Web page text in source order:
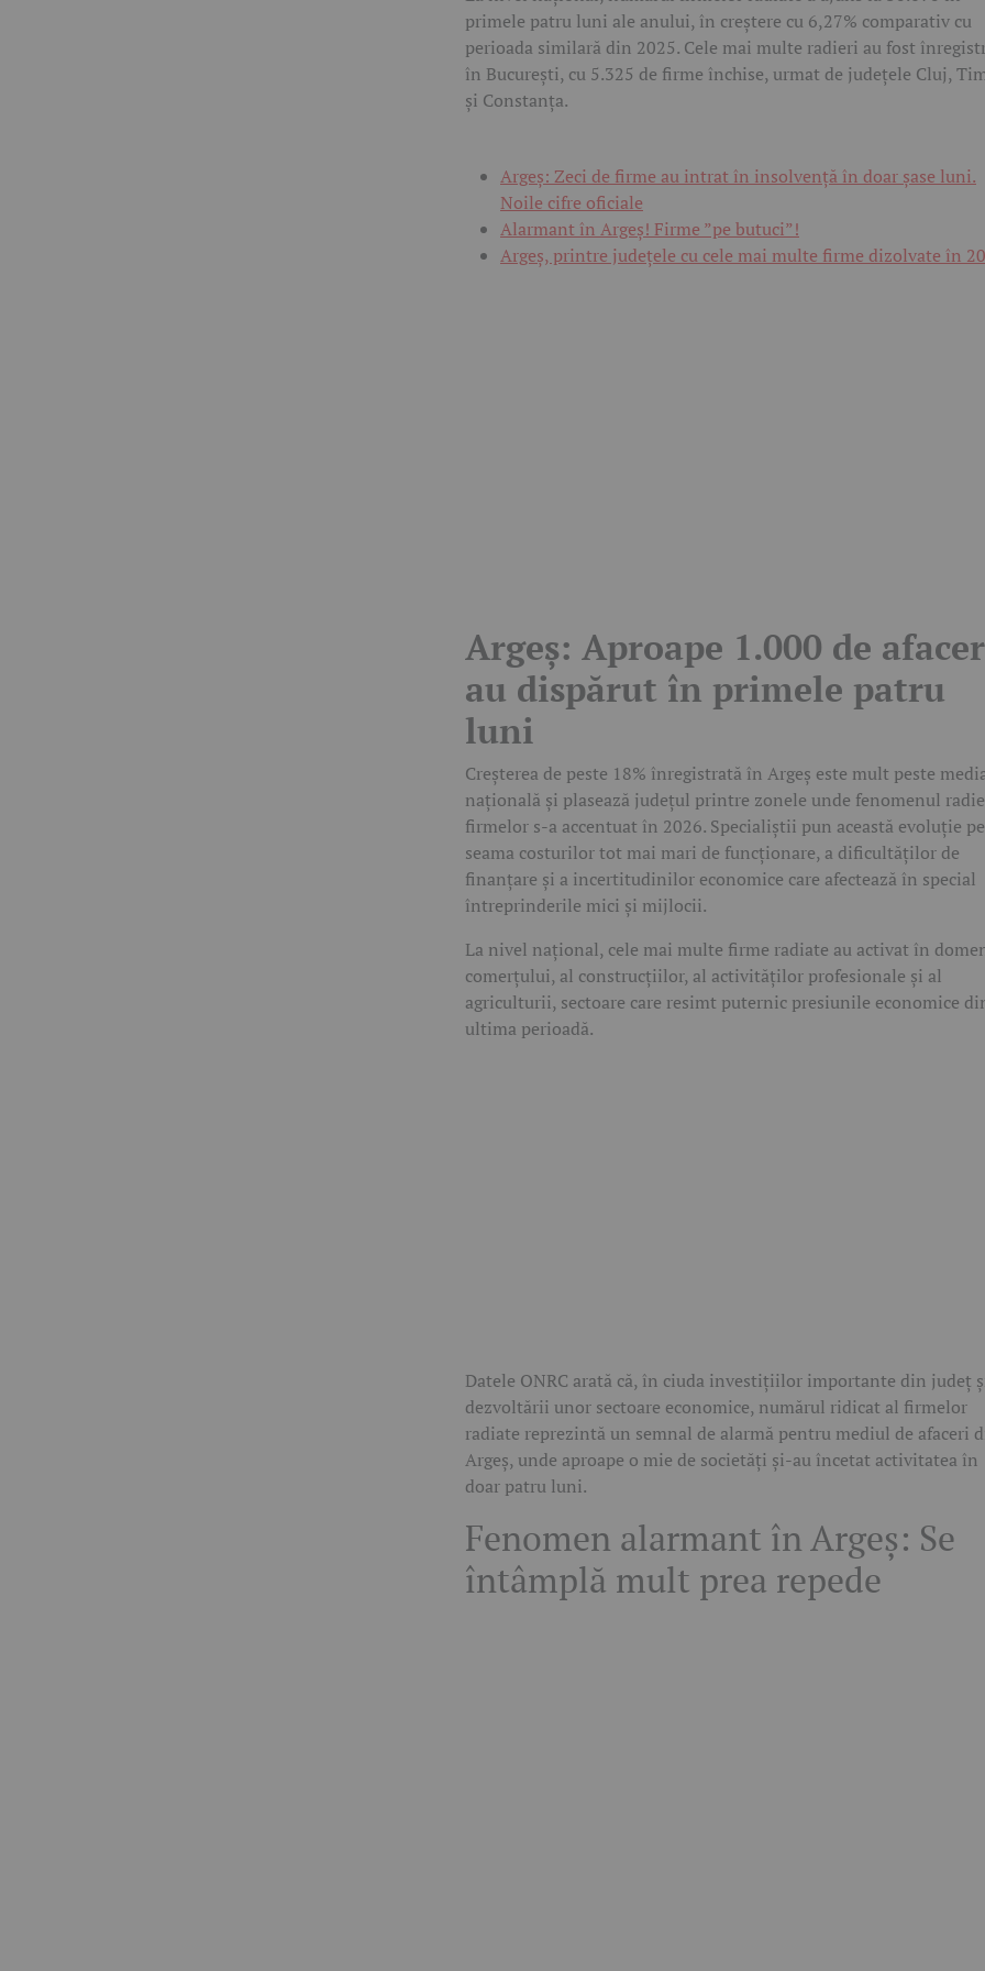
primele patru luni ale anului, în creștere cu 6,27% comparativ cu
perioada similară din 2025. Cele mai multe radieri au fost
în București, cu 5.325 de firme închise, urmat de județele Cluj,
și Constanța.
Argeș: Zeci de firme au intrat în insolvență în doar șase luni.
Noile cifre oficiale
Alarmant în Argeș! Firme ”pe butuci”!
Argeș, printre județele cu cele mai multe firme dizolvate în
Argeș: Aproape 1.000 de
au dispărut în primele patru
luni
Creșterea de peste 18% înregistrată în Argeș este mult peste
națională și plasează județul printre zonele unde fenomenul
firmelor s-a accentuat în 2026. Specialiștii pun această evoluție pe
seama costurilor tot mai mari de funcționare, a dificultăților de
finanțare și a incertitudinilor economice care afectează în special
întreprinderile mici și mijlocii.
La nivel național, cele mai multe firme radiate au activat în
comerțului, al construcțiilor, al activităților profesionale și al
agriculturii, sectoare care resimt puternic presiunile economice
ultima perioadă.
Datele ONRC arată că, în ciuda investițiilor importante din județ
dezvoltării unor sectoare economice, numărul ridicat al firmelor
radiate reprezintă un semnal de alarmă pentru mediul de afaceri
Argeș, unde aproape o mie de societăți și-au încetat activitatea în
doar patru luni.
Fenomen alarmant în Argeș: Se
întâmplă mult prea repede